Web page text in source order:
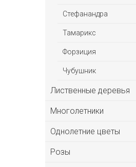
Стефанандра
Тамарикс
Форзиция
Чубушник
Лиственные деревья
Многолетники
Однолетние цветы
Розы